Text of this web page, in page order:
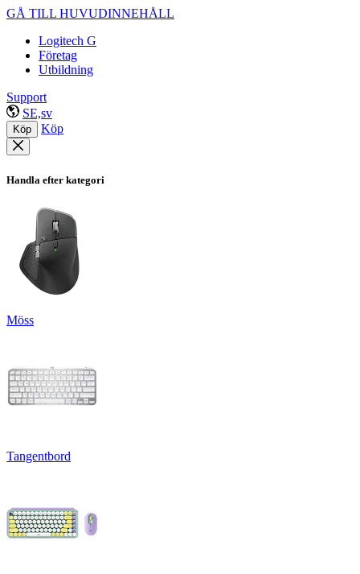
GÅ TILL HUVUDINNEHÅLL
Logitech G
Företag
Utbildning
Support
SE,sv
Köp Köp
Handla efter kategori
Möss
Tangentbord